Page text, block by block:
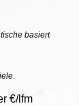
basiert
€/lfm